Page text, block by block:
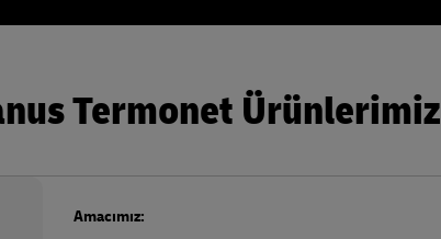
Termonet Ürünlerimiz
Amacımız: